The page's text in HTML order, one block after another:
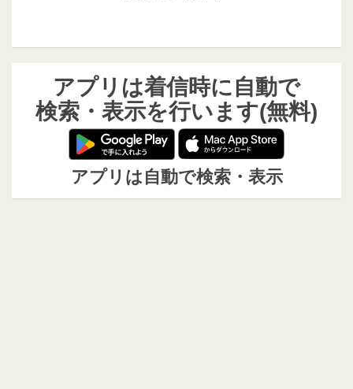
アプリは着信時に自動で
検索・表示を行います(無料)
アプリは自動で検索・表示